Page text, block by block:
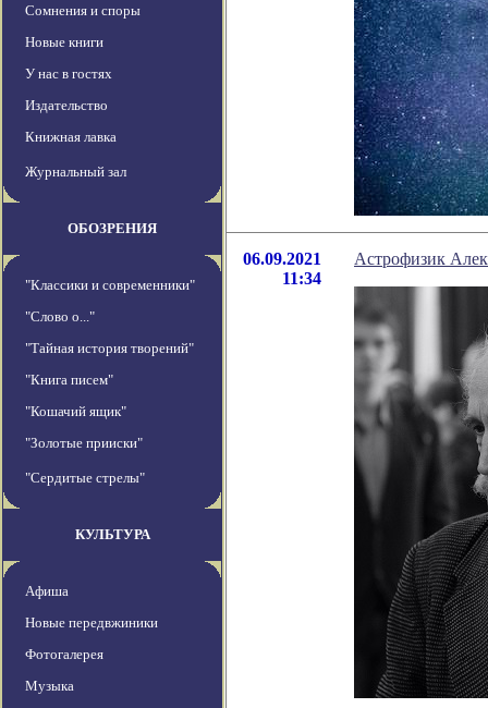
Сомнения и споры
Новые книги
У нас в гостях
Издательство
Книжная лавка
Журнальный зал
ОБОЗРЕНИЯ
"Классики и современники"
"Слово о..."
"Тайная история творений"
"Книга писем"
"Кошачий ящик"
"Золотые прииски"
"Сердитые стрелы"
КУЛЬТУРА
Афиша
Новые передвжиники
Фотогалерея
Музыка
06.09.2021
11:34
Астрофизик